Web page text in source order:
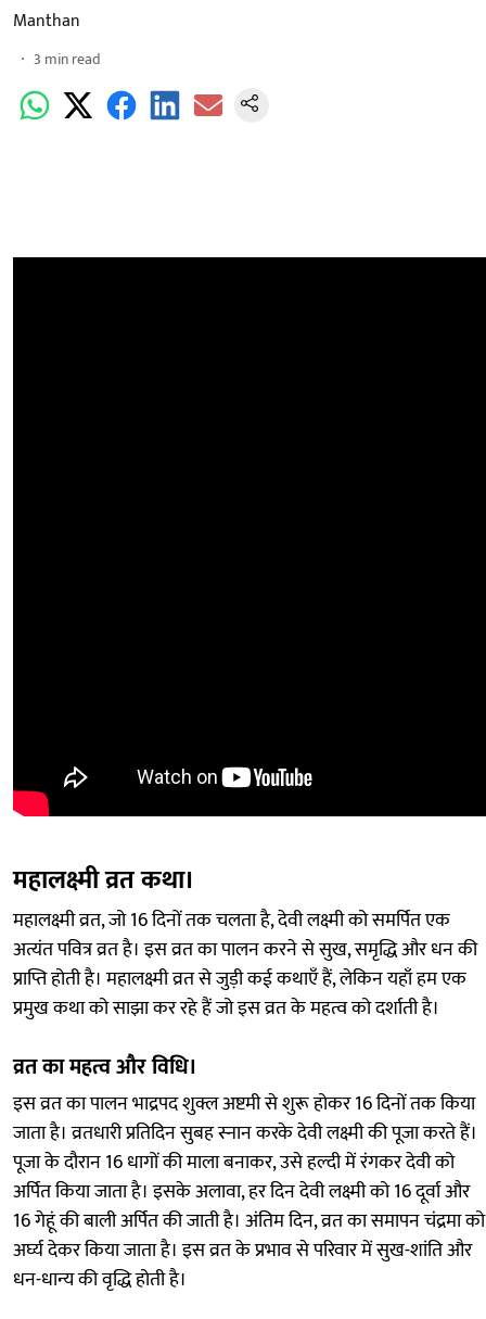
Manthan
3 min read
महालक्ष्मी व्रत कथा।
महालक्ष्मी व्रत, जो 16 दिनों तक चलता है, देवी लक्ष्मी को समर्पित एक
अत्यंत पवित्र व्रत है। इस व्रत का पालन करने से सुख, समृद्धि और धन की
प्राप्ति होती है। महालक्ष्मी व्रत से जुड़ी कई कथाएँ हैं, लेकिन यहाँ हम एक
प्रमुख कथा को साझा कर रहे हैं जो इस व्रत के महत्व को दर्शाती है।
व्रत का महत्व और विधि।
इस व्रत का पालन भाद्रपद शुक्ल अष्टमी से शुरू होकर 16 दिनों तक किया
जाता है। व्रतधारी प्रतिदिन सुबह स्नान करके देवी लक्ष्मी की पूजा करते हैं।
पूजा के दौरान 16 धागों की माला बनाकर, उसे हल्दी में रंगकर देवी को
अर्पित किया जाता है। इसके अलावा, हर दिन देवी लक्ष्मी को 16 दूर्वा और
16 गेहूं की बाली अर्पित की जाती है। अंतिम दिन, व्रत का समापन चंद्रमा को
अर्घ्य देकर किया जाता है। इस व्रत के प्रभाव से परिवार में सुख-शांति और
धन-धान्य की वृद्धि होती है।